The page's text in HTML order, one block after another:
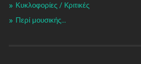
Κυκλοφορίες / Kριτικές
Περί μουσικής…